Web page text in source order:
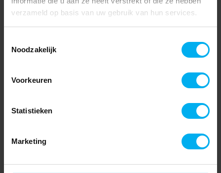
verzameld op basis van uw gebruik van hun services.
Noodzakelijk
Voorkeuren
Statistieken
Marketing